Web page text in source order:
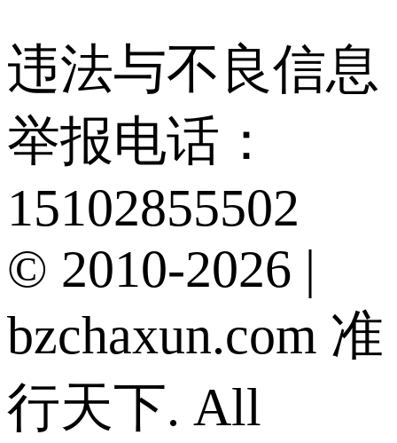
违法与不良信息
举报电话：
15102855502
© 2010-2026 |
bzchaxun.com 准
行天下. All